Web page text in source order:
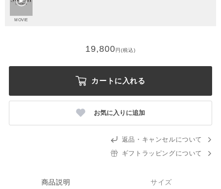
MOVIE
19,800円(税込)
カートに入れる
お気に入りに追加
返品・キャンセルについて
ギフトラッピングについて
商品説明 サイズ